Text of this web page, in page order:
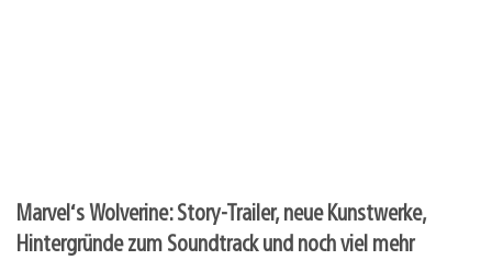
Marvel‘s Wolverine: Story-Trailer, neue Kunstwerke,
Hintergründe zum Soundtrack und noch viel mehr